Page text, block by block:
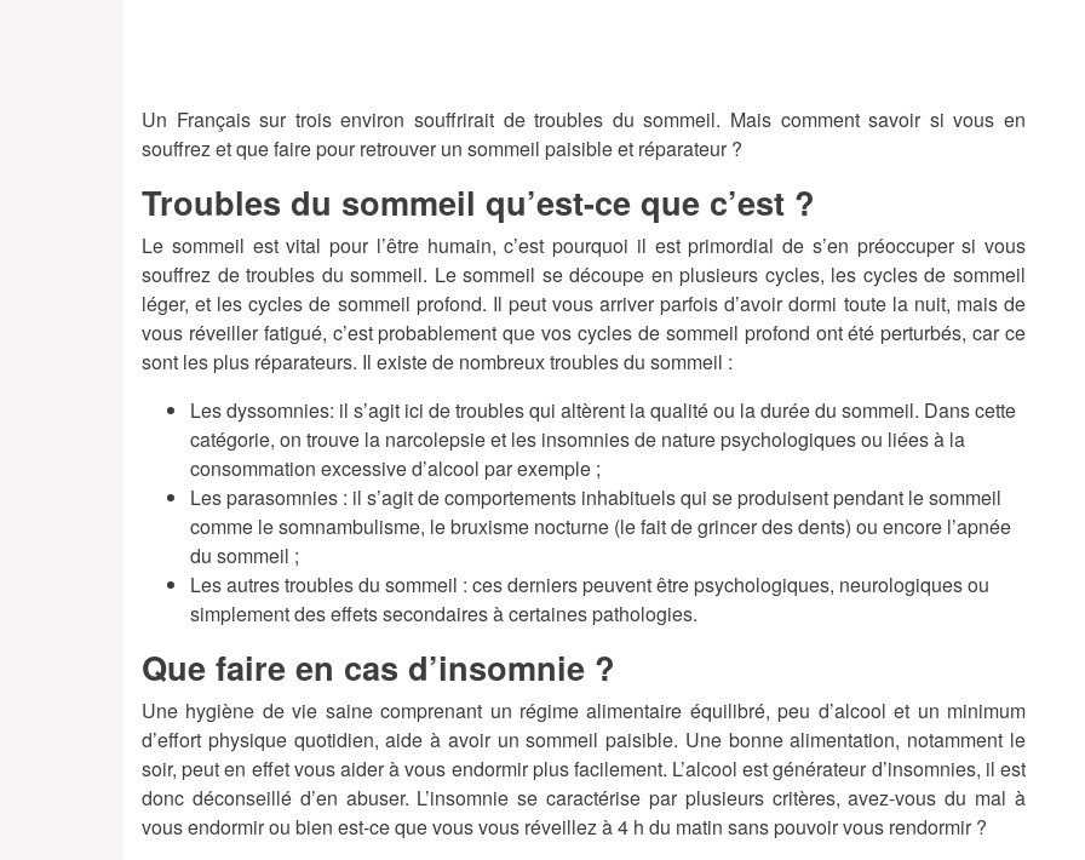
Un Français sur trois environ souffrirait de troubles du sommeil. Mais comment savoir si vous en
souffrez et que faire pour retrouver un sommeil paisible et réparateur ?
Troubles du sommeil qu’est-ce que c’est ?
Le sommeil est vital pour l’être humain, c’est pourquoi il est primordial de s’en préoccuper si vous
souffrez de troubles du sommeil. Le sommeil se découpe en plusieurs cycles, les cycles de sommeil
léger, et les cycles de sommeil profond. Il peut vous arriver parfois d’avoir dormi toute la nuit, mais de
vous réveiller fatigué, c’est probablement que vos cycles de sommeil profond ont été perturbés, car ce
sont les plus réparateurs. Il existe de nombreux troubles du sommeil :
Les dyssomnies: il s’agit ici de troubles qui altèrent la qualité ou la durée du sommeil. Dans cette
catégorie, on trouve la narcolepsie et les insomnies de nature psychologiques ou liées à la
consommation excessive d’alcool par exemple ;
Les parasomnies : il s’agit de comportements inhabituels qui se produisent pendant le sommeil
comme le somnambulisme, le bruxisme nocturne (le fait de grincer des dents) ou encore l’apnée
du sommeil ;
Les autres troubles du sommeil : ces derniers peuvent être psychologiques, neurologiques ou
simplement des effets secondaires à certaines pathologies.
Que faire en cas d’insomnie ?
Une hygiène de vie saine comprenant un régime alimentaire équilibré, peu d’alcool et un minimum
d’effort physique quotidien, aide à avoir un sommeil paisible. Une bonne alimentation, notamment le
soir, peut en effet vous aider à vous endormir plus facilement. L’alcool est générateur d’insomnies, il est
donc déconseillé d’en abuser. L’insomnie se caractérise par plusieurs critères, avez-vous du mal à
vous endormir ou bien est-ce que vous vous réveillez à 4 h du matin sans pouvoir vous rendormir ?